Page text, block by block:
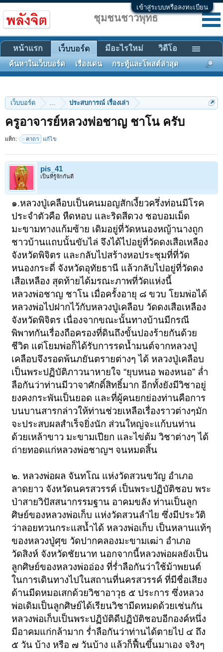
เข้าสู่ระบบหรือลงทะเบียน
เว็บบอร์ด ... ประสบการณ์ เรื่องเล่า
ครูอาจารย์หลวงพ่อชาญ ชาโน ครับ
แท็ก: คาถา แก้ไข
pis_41
เป็นที่รู้จักกันดี
๑.หลวงปู่เคลือบเป็นคนมอญสักเงี้ยวครึ่งท่อนมีโรค
ประจำตัวคือ หืดหอบ และริดสีดวง ชอบอมเม็ด
มะขามทางแก้มซ้าย เดิมอยู่ที่วัดหนองหญ้านางถูก
ชาวบ้านแถบนั้นขับไล่ จึงได้ไปอยู่ที่วัดดงเสือเหลือง
จังหวัดพิจิตร และกลับไปสร้างหอประชุมที่ที่วัด
หนองกระดี่ จังหวัดอุทัยธานี แล้วกลับไปอยู่ที่วัดดง
เสือเหลือง สุดท้ายได้มรณะภาพที่วัดแห่งนี้
หลวงพ่อชาญ ชาโน เมื่อครั้งอายุ ๘ ขวบ โยมพ่อได้
หลวงพ่อไปฝากไว้กับหลวงปู่เคลือบ วัดดงเสือเหลือง
จังหวัดพิจิตร เนื่องจากขณะนั้นทางบ้านมีกรณี
พิพาทกันเรื่องถือครองที่ดินถึงขั้นปองร้ายกันด้วย
ชีวิต แต่โยมพ่อก็ได้รับการรดน้ำมนต์จากหลวงปู่
เคลือบจึงรอดพ้นภยันตรายต่างๆ ได้ หลวงปู่เคลือบ
เป็นพระปฏิบัติภาวนาหายใจ“ยุบหนอ พองหนอ” ล่ำ
ลือกันว่าท่านมีวาจาศักดิ์สิทธิ์มาก อีกทั้งยังมีวิชาอยู่
ยงคงกระพันเป็นยอด และที่ผู้คนยกย่องท่านคือการ
บนบานสารกล่าวให้ท่านช่วยเหลือเรื่องราวต่างๆมัก
จะประสบผลสำเร็จยิ่งนัก ส่วนใหญ่จะแก้บนท่าน
ด้วยเหล้าขาว มะขามเปียก และไข่ต้ม วิชาต่างๆ ได้
ถ่ายทอดแก่หลวงพ่อชาญฯ จนหมดสิ้น
๒. หลวงพ่อผล จันทโณ แห่งวัดสวนขวัญ อำเภอ
ลาดยาว จังหวัดนครสวรรค์ เป็นพระปฏิบัติชอบ พระ
ป่าสายวิปัสสนากรรมฐาน อาคมขลัง ท่านเป็นลูก
ศิษย์ของหลวงพ่อเก็บ แห่งวัดสวนลำไย ซึ่งมีประวัติ
ว่าลอยทวนกระแสน้ำได้ หลวงพ่อเก็บ เป็นหลานแท้ๆ
ของหลวงปู่ศุข วัดปากคลองมะขามเฒ่า อำเภอ
วัดสิงห์ จังหวัดชัยนาท นอกจากนี้หลวงพ่อผลยังเป็น
ลูกศิษย์ของหลวงพ่ออ่อง ที่ร่ำลือกันว่าใช้ม้าพยนต์
ในการเดินทางไปในสถานที่นครสวรรค์ ที่มีชื่อเสียง
ด้านมีดหมอเสกด้วยวิชาอาวุธ ๕ ประการ ซึ่งหลวง
พ่อเดิมเป็นลูกศิษย์ได้เรียนวิชามีดหมดด้วยเช่นกัน
หลวงพ่อเก็บเป็นพระปฏิบัติดีปฏิบัติชอบอีกองค์หนึ่ง
มีอาคมแก่กล้ามาก ร่ำลือกันว่าท่านได้ตายไป ๔ ถึง
๕ วัน บ้าง หรือ ๗ วันบ้าง แล้วก็ฟื้นขึ้นมาเอง จริงๆ
ชุมชนชาวพุทธ
หน้าแรก เว็บบอร์ด
ค้นหาในเว็บบอร์ด เรื่องเด่น กระทู้และโพสต์ล่าสุด
มีอะไรใหม่ วิดีโอ